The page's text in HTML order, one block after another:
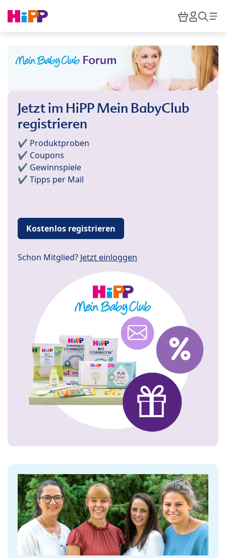
HiPP
Jetzt im HiPP Mein BabyClub
registrieren
✔️ Produktproben
✔️ Coupons
✔️ Gewinnspiele
✔️ Tipps per Mail
Kostenlos registrieren
Schon Mitglied? Jetzt einloggen